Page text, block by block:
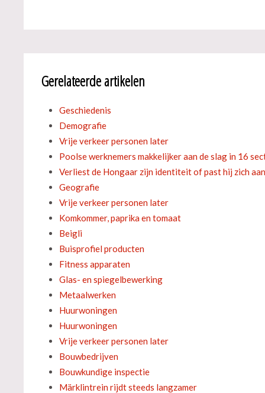
Gerelateerde artikelen
Geschiedenis
Demografie
Vrije verkeer personen later
Poolse werknemers makkelijker aan de slag in 16
Verliest de Hongaar zijn identiteit of past hij zich
Geografie
Vrije verkeer personen later
Komkommer, paprika en tomaat
Beigli
Buisprofiel producten
Fitness apparaten
Glas- en spiegelbewerking
Metaalwerken
Huurwoningen
Huurwoningen
Vrije verkeer personen later
Bouwbedrijven
Bouwkundige inspectie
Märklintrein rijdt steeds langzamer